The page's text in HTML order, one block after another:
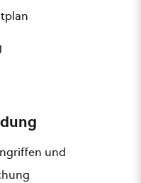
und